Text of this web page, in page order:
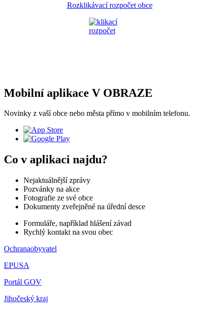
Rozklikávací rozpočet obce
Mobilní aplikace V OBRAZE
Novinky z vaší obce nebo města přímo v mobilním telefonu.
Co v aplikaci najdu?
Nejaktuálnější zprávy
Pozvánky na akce
Fotografie ze své obce
Dokumenty zveřejněné na úřední desce
Formuláře, například hlášení závad
Rychlý kontakt na svou obec
Ochranaobyvatel
EPUSA
Portál GOV
Jihočeský kraj